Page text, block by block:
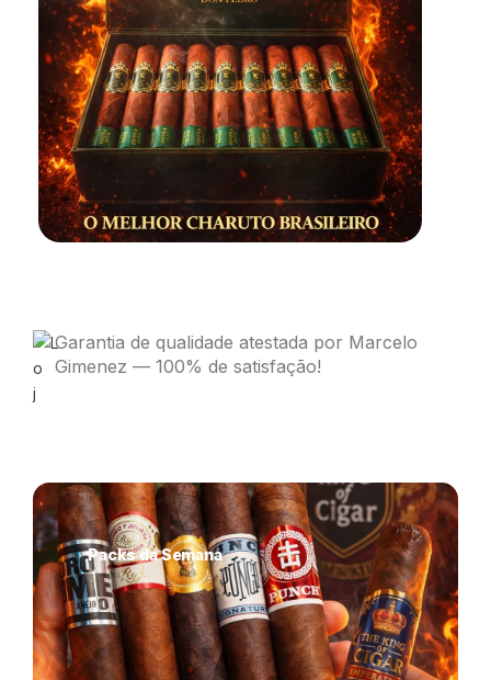
Garantia de qualidade atestada por Marcelo
Gimenez — 100% de satisfação!
Packs da Semana